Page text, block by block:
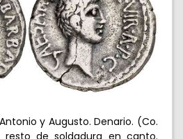
y Augusto. Denario. (Co.
resto de soldadura en canto.